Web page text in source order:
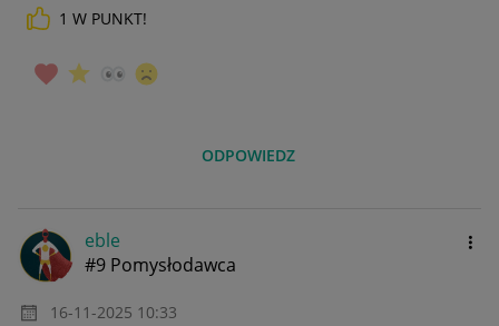
1 W PUNKT!
ODPOWIEDZ
eble
#9 Pomysłodawca
‎16-11-2025 10:33